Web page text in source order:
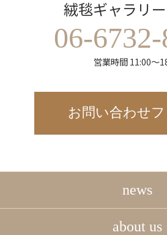
絨毯ギャラリ
06-
営業時間 11:00～
お問い合わせ
news
about us